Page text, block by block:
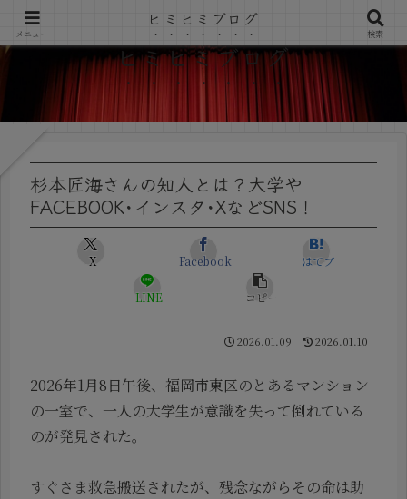
ヒミヒミブログ
杉本匠海さんの知人とは？大学や
FACEBOOK･インスタ･XなどSNS！
X Facebook はてブ
LINE コピー
2026.01.09 2026.01.10
2026年1月8日午後、福岡市東区のとあるマンション
の一室で、一人の大学生が意識を失って倒れている
のが発見された。
すぐさま救急搬送されたが、残念ながらその命は助
メニュー
ヒミヒミブログ
検索